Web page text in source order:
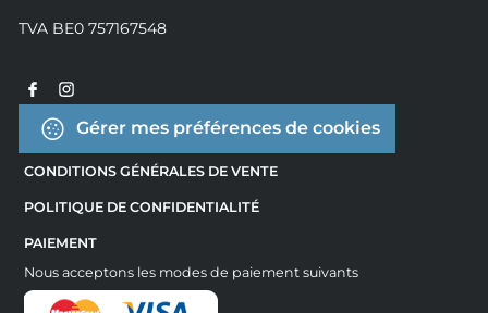
TVA BE0 757167548
Gérer mes préférences de cookies
CONDITIONS GÉNÉRALES DE VENTE
POLITIQUE DE CONFIDENTIALITÉ
PAIEMENT
Nous acceptons les modes de paiement suivants